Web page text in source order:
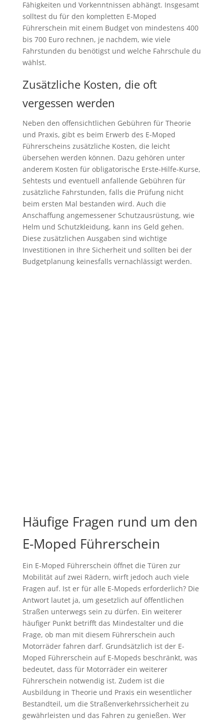
Fähigkeiten und Vorkenntnissen abhängt. Insgesamt
solltest du für den kompletten E-Moped
Führerschein mit einem Budget von mindestens 400
bis 700 Euro rechnen, je nachdem, wie viele
Fahrstunden du benötigst und welche Fahrschule du
wählst.
Zusätzliche Kosten, die oft
vergessen werden
Neben den offensichtlichen Gebühren für Theorie
und Praxis, gibt es beim Erwerb des E-Moped
Führerscheins zusätzliche Kosten, die leicht
übersehen werden können. Dazu gehören unter
anderem Kosten für obligatorische Erste-Hilfe-Kurse,
Sehtests und eventuell anfallende Gebühren für
zusätzliche Fahrstunden, falls die Prüfung nicht
beim ersten Mal bestanden wird. Auch die
Anschaffung angemessener Schutzausrüstung, wie
Helm und Schutzkleidung, kann ins Geld gehen.
Diese zusätzlichen Ausgaben sind wichtige
Investitionen in Ihre Sicherheit und sollten bei der
Budgetplanung keinesfalls vernachlässigt werden.
Häufige Fragen rund um den
E-Moped Führerschein
Ein E-Moped Führerschein öffnet die Türen zur
Mobilität auf zwei Rädern, wirft jedoch auch viele
Fragen auf. Ist er für alle E-Mopeds erforderlich? Die
Antwort lautet ja, um gesetzlich auf öffentlichen
Straßen unterwegs sein zu dürfen. Ein weiterer
häufiger Punkt betrifft das Mindestalter und die
Frage, ob man mit diesem Führerschein auch
Motorräder fahren darf. Grundsätzlich ist der E-
Moped Führerschein auf E-Mopeds beschränkt, was
bedeutet, dass für Motorräder ein weiterer
Führerschein notwendig ist. Zudem ist die
Ausbildung in Theorie und Praxis ein wesentlicher
Bestandteil, um die Straßenverkehrssicherheit zu
gewährleisten und das Fahren zu genießen. Wer